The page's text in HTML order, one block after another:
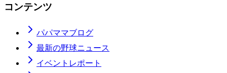
コンテンツ
パパママブログ
最新の野球ニュース
イベントレポート